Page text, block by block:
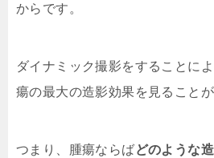
からです。
ダイナミック撮影をすることに
瘍の最大の造影効果を見ることが
つまり、腫瘍ならばどのような